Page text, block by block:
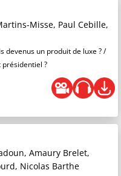
Misse, Paul Cebille,
devenus un produit de luxe ? /
présidentiel ?
Amaury Brelet,
Nicolas Barthe